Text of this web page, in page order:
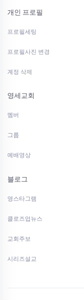
개인 프로필
프로필세팅
프로필사진 변경
계정 삭제
영세교회
멤버
그룹
예배영상
블로그
영스타그램
클로즈업뉴스
교회주보
시리즈설교